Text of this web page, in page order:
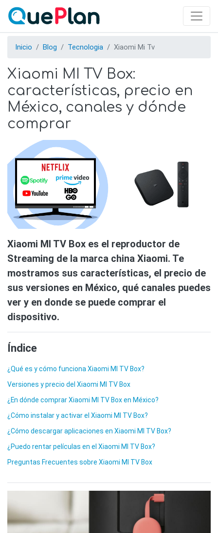
Inicio Blog Tecnologia Xiaomi Mi Tv
Xiaomi MI TV Box:
características, precio en
México, canales y dónde
comprar
Xiaomi MI TV Box es el reproductor de
Streaming de la marca china Xiaomi. Te
mostramos sus características, el precio de
sus versiones en México, qué canales puedes
ver y en donde se puede comprar el
dispositivo.
Índice
¿Qué es y cómo funciona Xiaomi MI TV Box?
Versiones y precio del Xiaomi MI TV Box
¿En dónde comprar Xiaomi MI TV Box en México?
¿Cómo instalar y activar el Xiaomi MI TV Box?
¿Cómo descargar aplicaciones en Xiaomi MI TV Box?
¿Puedo rentar películas en el Xiaomi MI TV Box?
Preguntas Frecuentes sobre Xiaomi MI TV Box